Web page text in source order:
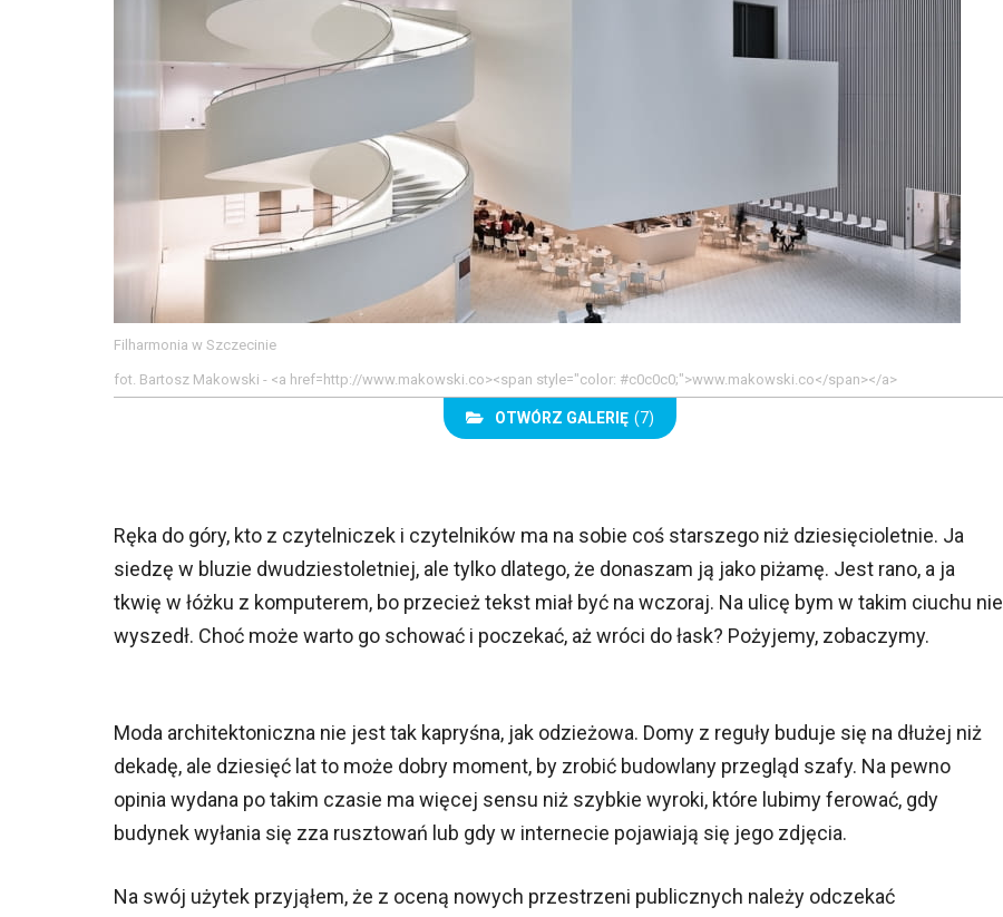
Filharmonia w Szczecinie
fot. Bartosz Makowski - <a href=http://www.makowski.co><span style="color: #c0c0c0;">www.makowski.co</span></a>
OTWÓRZ GALERIĘ (7)
Ręka do góry, kto z czytelniczek i czytelników ma na sobie coś starszego niż dziesięcioletnie. Ja
siedzę w bluzie dwudziestoletniej, ale tylko dlatego, że donaszam ją jako piżamę. Jest rano, a ja
tkwię w łóżku z komputerem, bo przecież tekst miał być na wczoraj. Na ulicę bym w takim ciuchu nie
wyszedł. Choć może warto go schować i poczekać, aż wróci do łask? Pożyjemy, zobaczymy.
Moda architektoniczna nie jest tak kapryśna, jak odzieżowa. Domy z reguły buduje się na dłużej niż
dekadę, ale dziesięć lat to może dobry moment, by zrobić budowlany przegląd szafy. Na pewno
opinia wydana po takim czasie ma więcej sensu niż szybkie wyroki, które lubimy ferować, gdy
budynek wyłania się zza rusztowań lub gdy w internecie pojawiają się jego zdjęcia.
Na swój użytek przyjąłem, że z oceną nowych przestrzeni publicznych należy odczekać